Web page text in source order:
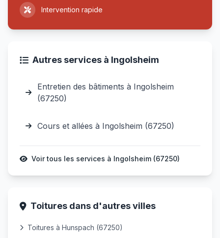
Intervention rapide
Autres services à Ingolsheim
Entretien des bâtiments à Ingolsheim
(67250)
Cours et allées à Ingolsheim (67250)
Voir tous les services à Ingolsheim (67250)
Toitures dans d'autres villes
Toitures à Hunspach (67250)